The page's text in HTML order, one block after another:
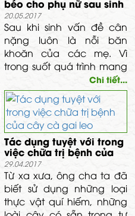
xanh..
béo cho phụ nữ sau sinh
20.05.2017
Sau khi sinh vấn đề cân
nặng luôn là nỗi băn
khoăn của các mẹ. Vì
trong suốt quá trình mang
thai cũng như sau sinh
các mẹ luôn ăn những
món ăn bổ dưỡng, giàu
khoáng chất để có thể đủ
sữa cho bé. Liệu rằng có
món ăn nào vừa ít béo lợi
sữa giúp các “mẹ tiện cả
đôi đường” không? Hãy
cùng tham khảo các món
ăn lợi sữa ít béo được Thảo
Dược Vĩnh Tâm kể đến
Chi tiết...
Tác dụng tuyệt với trong
việc chữa trị bệnh của
cây cà gai leo
29.04.2017
Từ xa xưa, ông cha ta đã
biết sử dụng những loại
thực vật quí hiếm, những